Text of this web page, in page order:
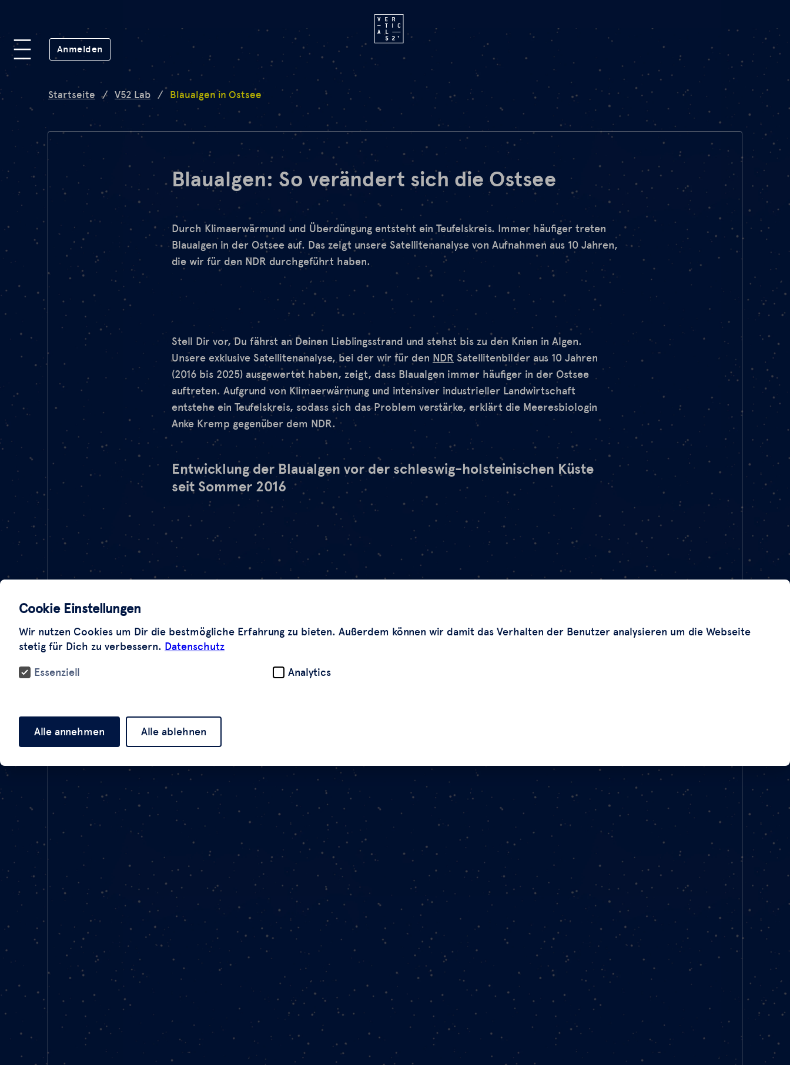
Anmelden (öffnet in neuem Fenster)
Plattform
Lab
Mission
FAQ
de en
Startseite / V52 Lab / Blaualgen in Ostsee
Blaualgen: So verändert sich die Ostsee
Durch Klimaerwärmund und Überdüngung entsteht ein Teufelskreis. Immer häufiger treten
Blaualgen in der Ostsee auf. Das zeigt unsere Satellitenanalyse von Aufnahmen aus 10 Jahren,
die wir für den NDR durchgeführt haben.
Stell Dir vor, Du fährst an Deinen Lieblingsstrand und stehst bis zu den Knien in Algen.
Unsere exklusive Satellitenanalyse, bei der wir für den NDR Satellitenbilder aus 10 Jahren
(2016 bis 2025) ausgewertet haben, zeigt, dass Blaualgen immer häufiger in der Ostsee
auftreten. Aufgrund von Klimaerwärmung und intensiver industrieller Landwirtschaft
entstehe ein Teufelskreis, sodass sich das Problem verstärke, erklärt die Meeresbiologin
Anke Kremp gegenüber dem NDR.
Entwicklung der Blaualgen vor der schleswig-holsteinischen Küste
seit Sommer 2016
Cookie Einstellungen
Wir nutzen Cookies um Dir die bestmögliche Erfahrung zu bieten. Außerdem können wir damit das Verhalten der Benutzer analysieren um die Webseite
stetig für Dich zu verbessern. Datenschutz
Essenziell
Analytics
Alle annehmen Alle ablehnen